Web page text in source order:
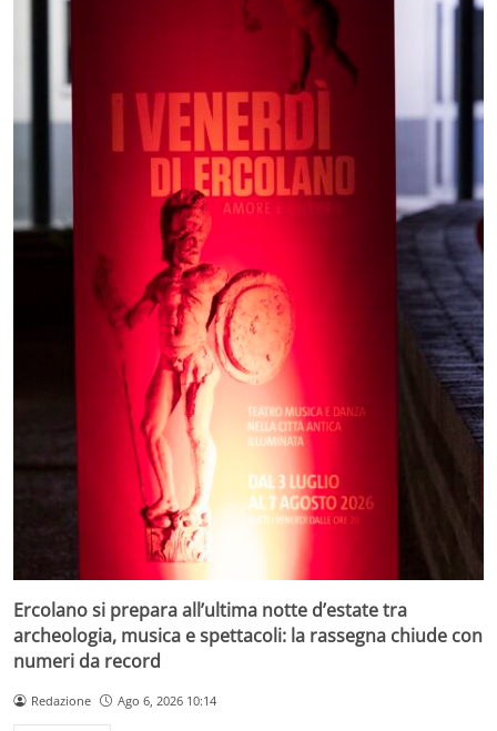
Ercolano si prepara all’ultima notte d’estate tra
archeologia, musica e spettacoli: la rassegna chiude con
numeri da record
Redazione Ago 6, 2026 10:14